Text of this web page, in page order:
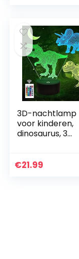
3D-nachtlamp
voor kinderen,
dinosaurus, 3
en 16
€21.99